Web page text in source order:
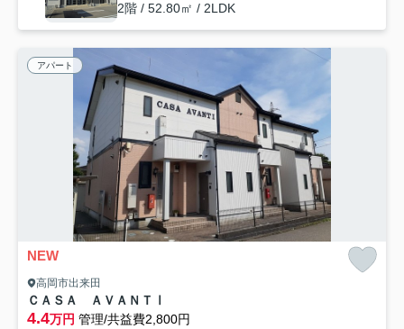
2階 / 52.80㎡ / 2LDK
アパート
NEW
高岡市出来田
ＣＡＳＡ ＡＶＡＮＴⅠ
4.4万円 管理/共益費2,800円